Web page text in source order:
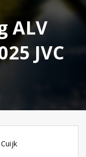
ALV
JVC